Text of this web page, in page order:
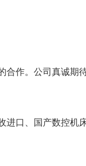
作。公司真诚期
口、国产数控机